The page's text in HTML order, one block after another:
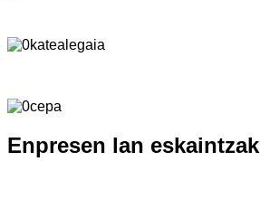
Enpresen lan eskaintzak